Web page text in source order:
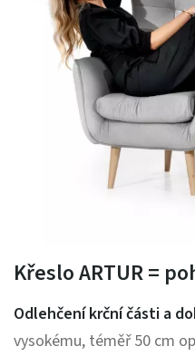
Křeslo ARTUR =
Odlehčení krční části a
vysokému, téměř 50 cm